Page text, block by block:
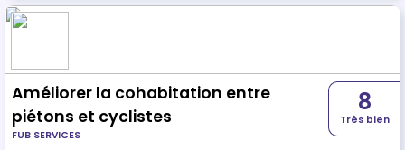
Améliorer la cohabitation entre
piétons et cyclistes
FUB SERVICES
8
Très bien